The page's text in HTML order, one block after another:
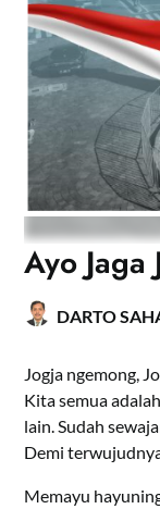
Ayo
DARTO
Jogja ngemong,
Kita semua
lain. Sudah
Demi
Memayu